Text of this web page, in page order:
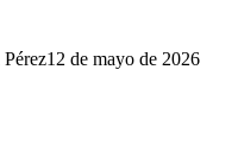
12 de mayo de 2026